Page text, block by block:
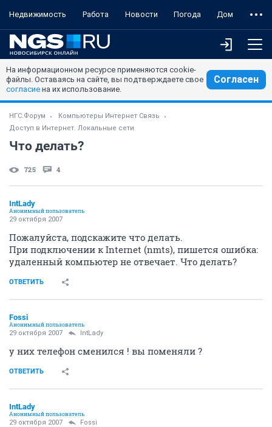
Недвижимость Работа Новости Погода Дом
На информационном ресурсе применяются cookie-
файлы. Оставаясь на сайте, вы подтверждаете свое
согласие на их использование.
Согласен
НГС.Форум
Компьютеры Интернет Связь
Доступ в Интернет. Локальные сети
Что делать?
725 4
IntLady
Анонимный пользователь
29 октября 2007
Пожалуйста, подскажите что делать.
При подключении к Internet (nmts), пишется ошибка:
удаленный компьютер не отвечает. Что делать?
ОТВЕТИТЬ
Fossi
Анонимный пользователь
29 октября 2007 IntLady
у них телефон сменился ! вы поменяли ?
ОТВЕТИТЬ
IntLady
Анонимный пользователь
29 октября 2007 Fossi